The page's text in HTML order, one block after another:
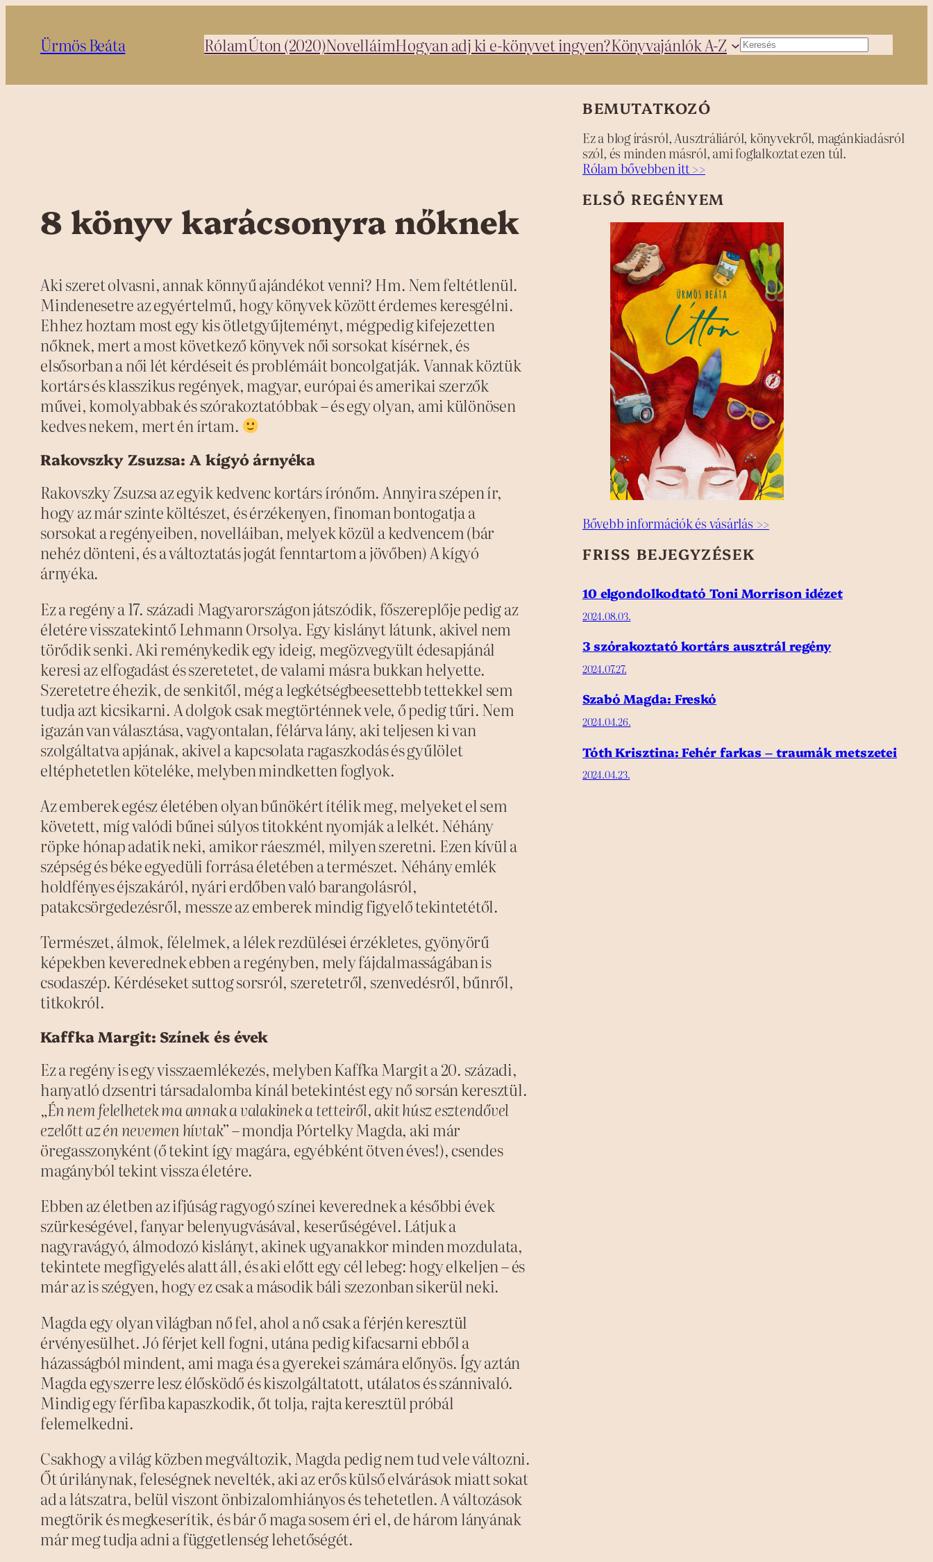
tartalomhoz
Ürmös Beáta RólamÚton (2020)NovelláimHogyan adj ki e-könyvet ingyen?Könyvajánlók A-Z Keresés
8 könyv karácsonyra nőknek
Aki szeret olvasni, annak könnyű ajándékot venni? Hm. Nem feltétlenül.
Mindenesetre az egyértelmű, hogy könyvek között érdemes keresgélni.
Ehhez hoztam most egy kis ötletgyűjteményt, mégpedig kifejezetten
nőknek, mert a most következő könyvek női sorsokat kísérnek, és
elsősorban a női lét kérdéseit és problémáit boncolgatják. Vannak köztük
kortárs és klasszikus regények, magyar, európai és amerikai szerzők
művei, komolyabbak és szórakoztatóbbak – és egy olyan, ami különösen
kedves nekem, mert én írtam.
Rakovszky Zsuzsa: A kígyó árnyéka
Rakovszky Zsuzsa az egyik kedvenc kortárs írónőm. Annyira szépen ír,
hogy az már szinte költészet, és érzékenyen, finoman bontogatja a
sorsokat a regényeiben, novelláiban, melyek közül a kedvencem (bár
nehéz dönteni, és a változtatás jogát fenntartom a jövőben) A kígyó
árnyéka.
Ez a regény a 17. századi Magyarországon játszódik, főszereplője pedig az
életére visszatekintő Lehmann Orsolya. Egy kislányt látunk, akivel nem
törődik senki. Aki reménykedik egy ideig, megözvegyült édesapjánál
keresi az elfogadást és szeretetet, de valami másra bukkan helyette.
Szeretetre éhezik, de senkitől, még a legkétségbeesettebb tettekkel sem
tudja azt kicsikarni. A dolgok csak megtörténnek vele, ő pedig tűri. Nem
igazán van választása, vagyontalan, félárva lány, aki teljesen ki van
szolgáltatva apjának, akivel a kapcsolata ragaszkodás és gyűlölet
eltéphetetlen köteléke, melyben mindketten foglyok.
Az emberek egész életében olyan bűnökért ítélik meg, melyeket el sem
követett, míg valódi bűnei súlyos titokként nyomják a lelkét. Néhány
röpke hónap adatik neki, amikor ráeszmél, milyen szeretni. Ezen kívül a
szépség és béke egyedüli forrása életében a természet. Néhány emlék
holdfényes éjszakáról, nyári erdőben való barangolásról,
patakcsörgedezésről, messze az emberek mindig figyelő tekintetétől.
Természet, álmok, félelmek, a lélek rezdülései érzékletes, gyönyörű
képekben keverednek ebben a regényben, mely fájdalmasságában is
csodaszép. Kérdéseket suttog sorsról, szeretetről, szenvedésről, bűnről,
titkokról.
Kaffka Margit: Színek és évek
Ez a regény is egy visszaemlékezés, melyben Kaffka Margit a 20. századi,
hanyatló dzsentri társadalomba kínál betekintést egy nő sorsán keresztül.
„Én nem felelhetek ma annak a valakinek a tetteiről, akit húsz esztendővel
ezelőtt az én nevemen hívtak”– mondja Pórtelky Magda, aki már
öregasszonyként (ő tekint így magára, egyébként ötven éves!), csendes
magányból tekint vissza életére.
Ebben az életben az ifjúság ragyogó színei keverednek a későbbi évek
szürkeségével, fanyar belenyugvásával, keserűségével. Látjuk a
nagyravágyó, álmodozó kislányt, akinek ugyanakkor minden mozdulata,
tekintete megfigyelés alatt áll, és aki előtt egy cél lebeg: hogy elkeljen – és
már az is szégyen, hogy ez csak a második báli szezonban sikerül neki.
Magda egy olyan világban nő fel, ahol a nő csak a férjén keresztül
érvényesülhet. Jó férjet kell fogni, utána pedig kifacsarni ebből a
házasságból mindent, ami maga és a gyerekei számára előnyös. Így aztán
Magda egyszerre lesz élősködő és kiszolgáltatott, utálatos és szánnivaló.
Mindig egy férfiba kapaszkodik, őt tolja, rajta keresztül próbál
felemelkedni.
Csakhogy a világ közben megváltozik, Magda pedig nem tud vele változni.
Őt úrilánynak, feleségnek nevelték, aki az erős külső elvárások miatt sokat
ad a látszatra, belül viszont önbizalomhiányos és tehetetlen. A változások
megtörik és megkeserítik, és bár ő maga sosem éri el, de három lányának
már meg tudja adni a függetlenség lehetőségét.
BEMUTATKOZÓ
Ez a blog írásról, Ausztráliáról, könyvekről, magánkiadásról
szól, és minden másról, ami foglalkoztat ezen túl.
Rólam bővebben itt >>
ELSŐ REGÉNYEM
Bővebb információk és vásárlás >>
FRISS BEJEGYZÉSEK
10 elgondolkodtató Toni Morrison idézet
2024.08.03.
3 szórakoztató kortárs ausztrál regény
2024.07.27.
Szabó Magda: Freskó
2024.04.26.
Tóth Krisztina: Fehér farkas – traumák metszetei
2024.04.23.